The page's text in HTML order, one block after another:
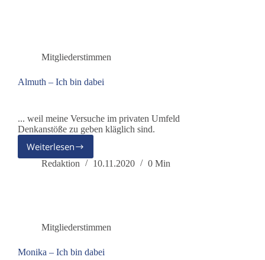
Mitgliederstimmen
Almuth – Ich bin dabei
... weil meine Versuche im privaten Umfeld
Denkanstöße zu geben kläglich sind.
Weiterlesen
Almuth
–
Redaktion 10.11.2020 0 Min
Mitgliederstimmen
Monika – Ich bin dabei